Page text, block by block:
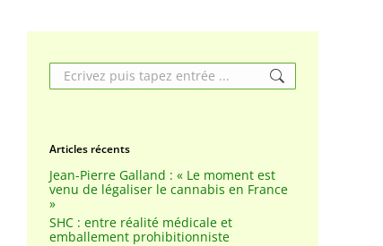
Search:
Articles récents
Jean-Pierre Galland : « Le moment est
venu de légaliser le cannabis en France
»
SHC : entre réalité médicale et
emballement prohibitionniste